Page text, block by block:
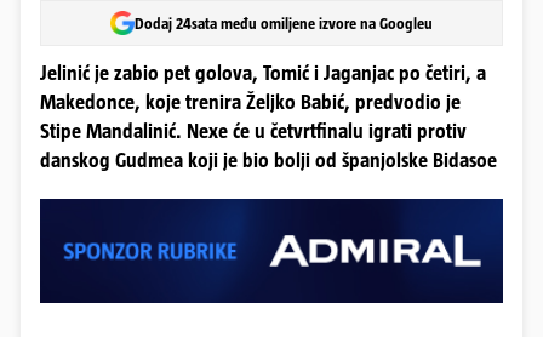
Dodaj 24sata među omiljene izvore na Googleu
Jelinić je zabio pet golova, Tomić i Jaganjac po četiri, a
Makedonce, koje trenira Željko Babić, predvodio je
Stipe Mandalinić. Nexe će u četvrtfinalu igrati protiv
danskog Gudmea koji je bio bolji od španjolske Bidasoe